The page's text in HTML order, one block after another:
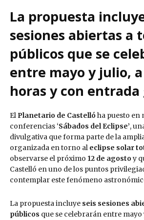
La propuesta
sesiones abiertas a
públicos que se
entre mayo y julio, a
horas y con
El Planetario de Castellóha puesto en
conferencias ‘Sábados del Eclipse’,
divulgativa que forma parte de la
organizada en torno al eclipse solar
observarse el próximo 12 de agostoy
Castelló en uno de los puntos
contemplar este fenómeno
La propuesta incluye seis sesiones
públicos que se celebrarán entre mayo